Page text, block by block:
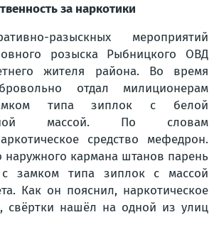
за наркотики
разыскных мероприятий
розыска Рыбницкого ОВД
жителя района. Во время
отдал милиционерам
типа зиплок с белой
массой. По словам
средство мефедрон.
наружного кармана штанов парень
с замком типа зиплок с массой
Как он пояснил, наркотическое
свёртки нашёл на одной из улиц